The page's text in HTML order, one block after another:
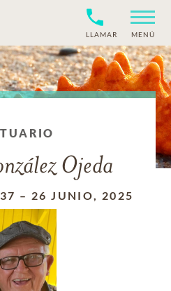
LLAMAR MENÚ
Ojeda
– 26 JUNIO, 2025